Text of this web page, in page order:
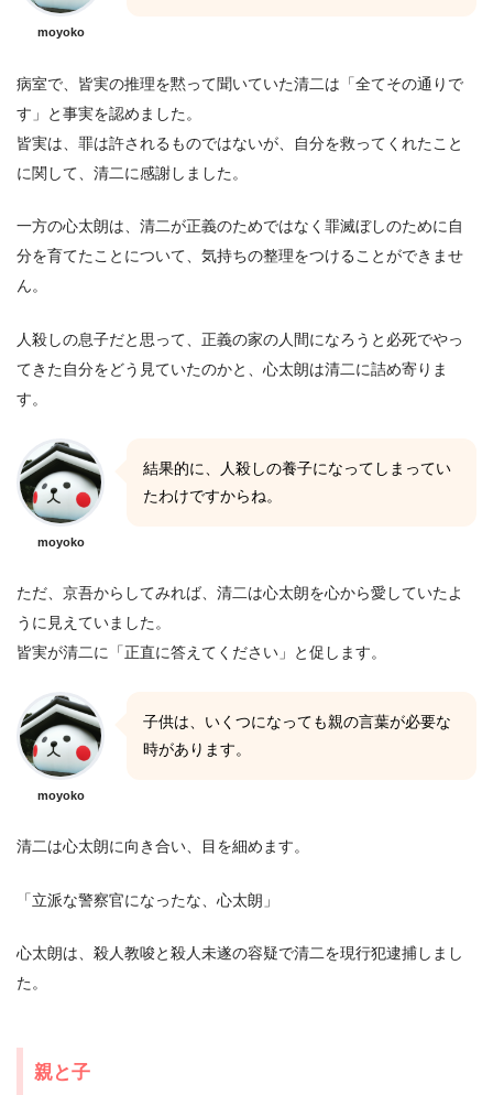
moyoko
病室で、皆実の推理を黙って聞いていた清二は「全てその通りで
す」と事実を認めました。
皆実は、罪は許されるものではないが、自分を救ってくれたこと
に関して、清二に感謝しました。
一方の心太朗は、清二が正義のためではなく罪滅ぼしのために自
分を育てたことについて、気持ちの整理をつけることができませ
ん。
人殺しの息子だと思って、正義の家の人間になろうと必死でやっ
てきた自分をどう見ていたのかと、心太朗は清二に詰め寄りま
す。
moyoko
結果的に、人殺しの養子になってしまってい
たわけですからね。
ただ、京吾からしてみれば、清二は心太朗を心から愛していたよ
うに見えていました。
皆実が清二に「正直に答えてください」と促します。
moyoko
子供は、いくつになっても親の言葉が必要な
時があります。
清二は心太朗に向き合い、目を細めます。
「立派な警察官になったな、心太朗」
心太朗は、殺人教唆と殺人未遂の容疑で清二を現行犯逮捕しまし
た。
親と子